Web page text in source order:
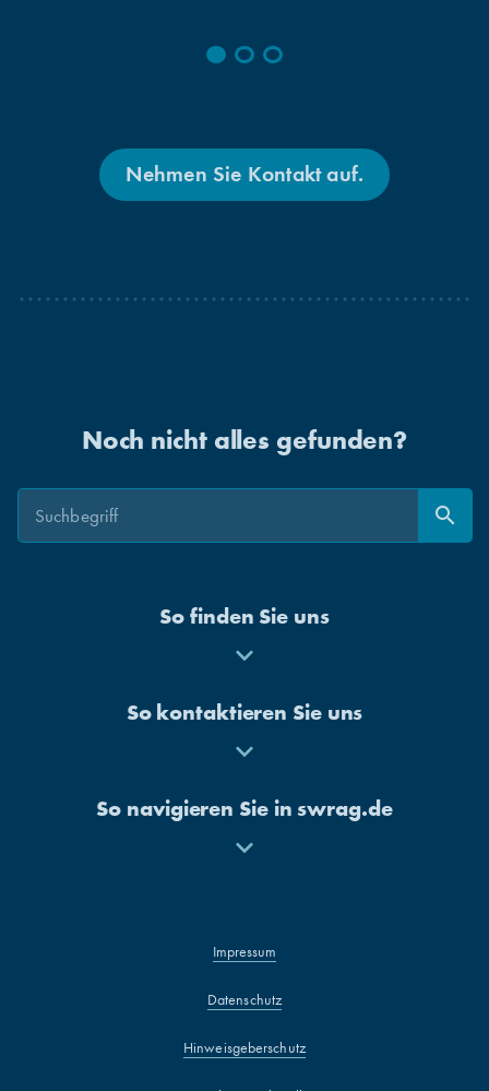
Nehmen Sie Kontakt auf.
Noch nicht alles gefunden?
Suche
search
Suchen
So finden Sie uns
Mehr
So kontaktieren Sie uns
Mehr
So navigieren Sie in swrag.de
Mehr
Impressum
Datenschutz
Hinweisgeberschutz